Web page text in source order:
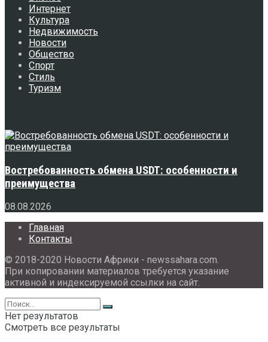
Интернет
Культура
Недвижимость
Новости
Общество
Спорт
Стиль
Туризм
Востребованность обмена USDT: особенности и
преимущества
08.08.2026
Главная
Контакты
© 2018-2020 Новости Африки - newssahara.com.
При копировании материалов требуется указание
активной и индексируемой ссылки на сайт.
Нет результатов
Смотреть все результаты